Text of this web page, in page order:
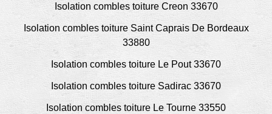
Isolation combles toiture Creon 33670
Isolation combles toiture Saint Caprais De Bordeaux
33880
Isolation combles toiture Le Pout 33670
Isolation combles toiture Sadirac 33670
Isolation combles toiture Le Tourne 33550